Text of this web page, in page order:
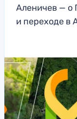
Аленичев — о
и переходе в